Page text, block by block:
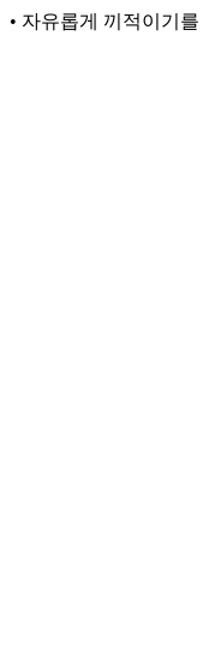
• 자유롭게 끼적이기